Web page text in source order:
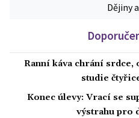
Dějiny
Ranní káva chrání srdce,
studie
Konec úlevy: Vrací se
výstrahu pro